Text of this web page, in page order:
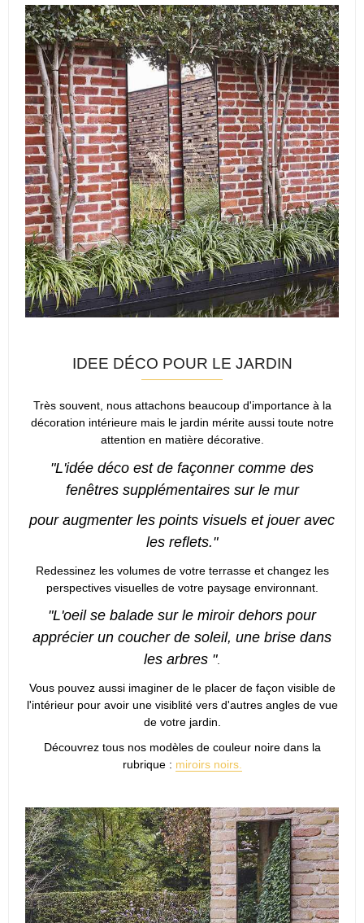
IDEE DÉCO POUR LE JARDIN
Très souvent, nous attachons beaucoup d'importance à la
décoration intérieure mais le jardin mérite aussi toute notre
attention en matière décorative.
"L'idée déco est de façonner comme des
fenêtres supplémentaires sur le mur
pour augmenter les points visuels et jouer avec
les reflets."
Redessinez les volumes de votre terrasse et changez les
perspectives visuelles de votre paysage environnant.
"L'oeil se balade sur le miroir dehors pour
apprécier un coucher de soleil, une brise dans
les arbres ".
Vous pouvez aussi imaginer de le placer de façon visible de
l'intérieur pour avoir une visiblité vers d'autres angles de vue
de votre jardin.
Découvrez tous nos modèles de couleur noire dans la
rubrique : miroirs noirs.